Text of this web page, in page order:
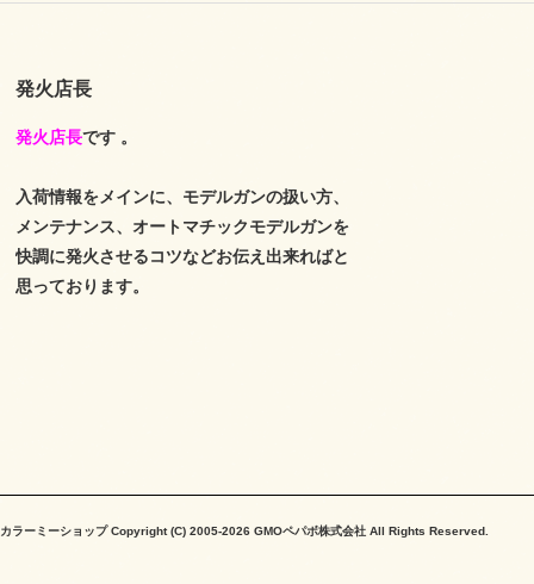
発火店長
発火店長です 。
入荷情報をメインに、モデルガンの扱い方、
メンテナンス、オートマチックモデルガンを
快調に発火させるコツなどお伝え出来ればと
思っております。
カラーミーショップCopyright (C) 2005-2026 GMOペパボ株式会社 All Rights Reserved.